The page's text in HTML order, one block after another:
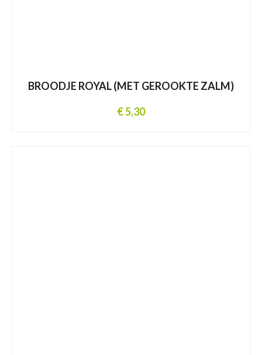
BROODJE ROYAL (MET GEROOKTE ZALM)
€ 5,30